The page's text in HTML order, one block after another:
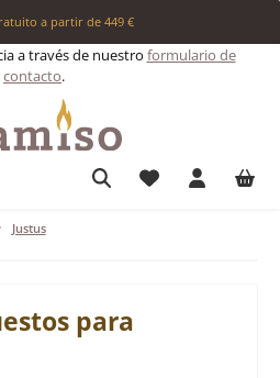
a partir de 449 €
a través de nuestro formulario de
contacto.
Tienes 0
Justus
para